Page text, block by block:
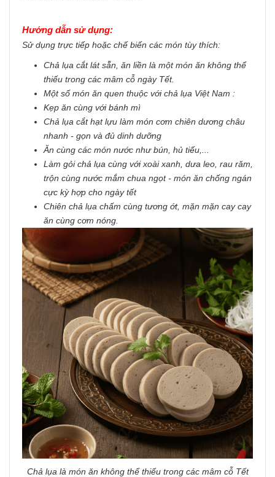
Hướng dẫn sử dụng:
Sử dụng trực tiếp hoặc chế biến các món tùy thích:
Chả lụa cắt lát sẵn, ăn liền là một món ăn không thể
thiếu trong các mâm cỗ ngày Tết.
Một số món ăn quen thuộc với chả lụa Việt Nam :
Kẹp ăn cùng với bánh mì
Chả lụa cắt hạt lựu làm món cơm chiên dương châu
nhanh - gọn và đủ dinh dưỡng
Ăn cùng các món nước như bún, hủ tiếu,...
Làm gỏi chả lụa cùng với xoài xanh, dưa leo, rau răm,
trộn cùng nước mắm chua ngọt - món ăn chống ngán
cực kỳ hợp cho ngày tết
Chiên chả lụa chấm cùng tương ớt, mặn mặn cay cay
ăn cùng cơm nóng.
Chả lụa là món ăn không thể thiếu trong các mâm cỗ Tết